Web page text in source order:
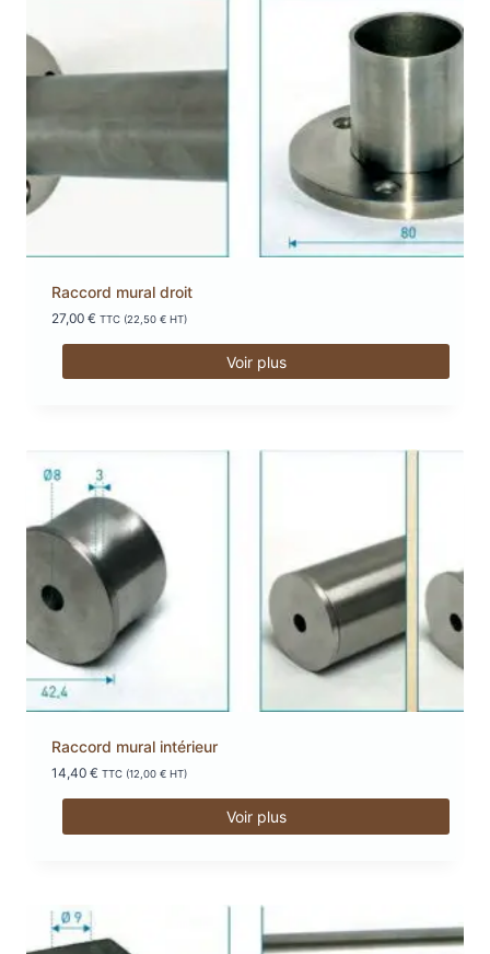
Raccord mural droit
27,00 € TTC (22,50 € HT)
Voir plus
Raccord mural intérieur
14,40 € TTC (12,00 € HT)
Voir plus